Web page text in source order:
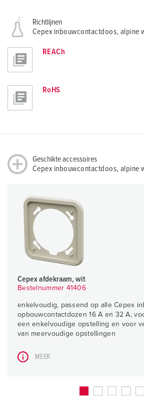
Richtlijnen
Cepex inbouwcontactdoos, alpine
REACh
RoHS
Geschikte accessoires
Cepex inbouwcontactdoos, alpine
Cepex afdekraam, wit
Bestelnummer 41406
enkelvoudig, passend op alle Cepex
opbouwcontactdozen 16 A en 32 A,
een enkelvoudige opstelling en voor
van meervoudige opstellingen
MEER